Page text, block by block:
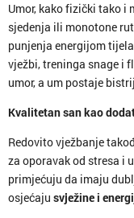
Umor, kako fizički tako i
sjedenja ili monotone
punjenja energijom
vježbi, treninga snage i
umor, a um postaje
Kvalitetan san kao
Redovito vježbanje
za oporavak od stresa i
primjećuju da imaju
osjećaju svježine i